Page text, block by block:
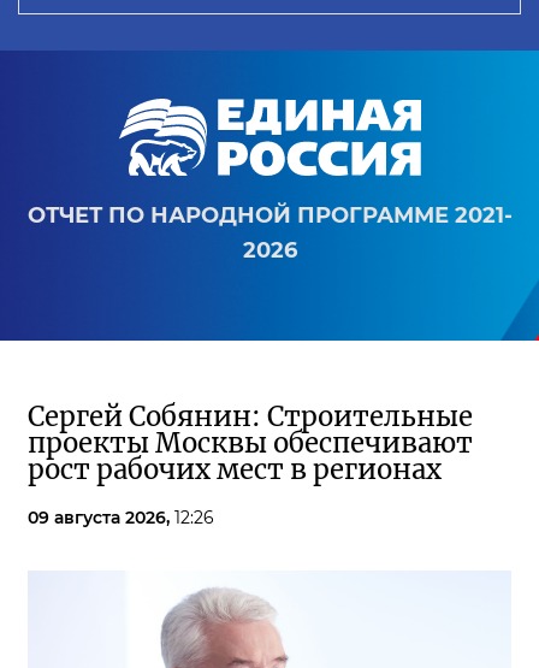
ОТЧЕТ ПО НАРОДНОЙ ПРОГРАММЕ 2021-
2026
Сергей Собянин: Строительные
проекты Москвы обеспечивают
рост рабочих мест в регионах
09 августа 2026, 12:26